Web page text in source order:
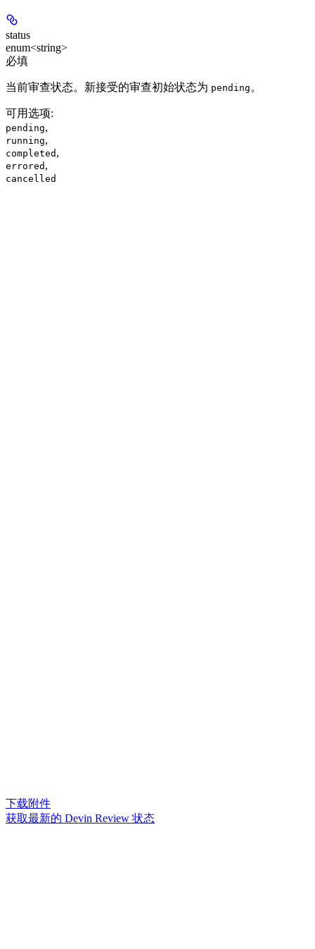
status
enum<string>
必填
当前审查状态。新接受的审查初始状态为 pending 。
可用选项:
pending,
running,
completed ,
errored ,
cancelled
下载附件
获取最新的 Devin Review 状态